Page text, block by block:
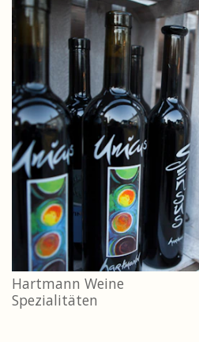
Hartmann Weine
Spezialitäten